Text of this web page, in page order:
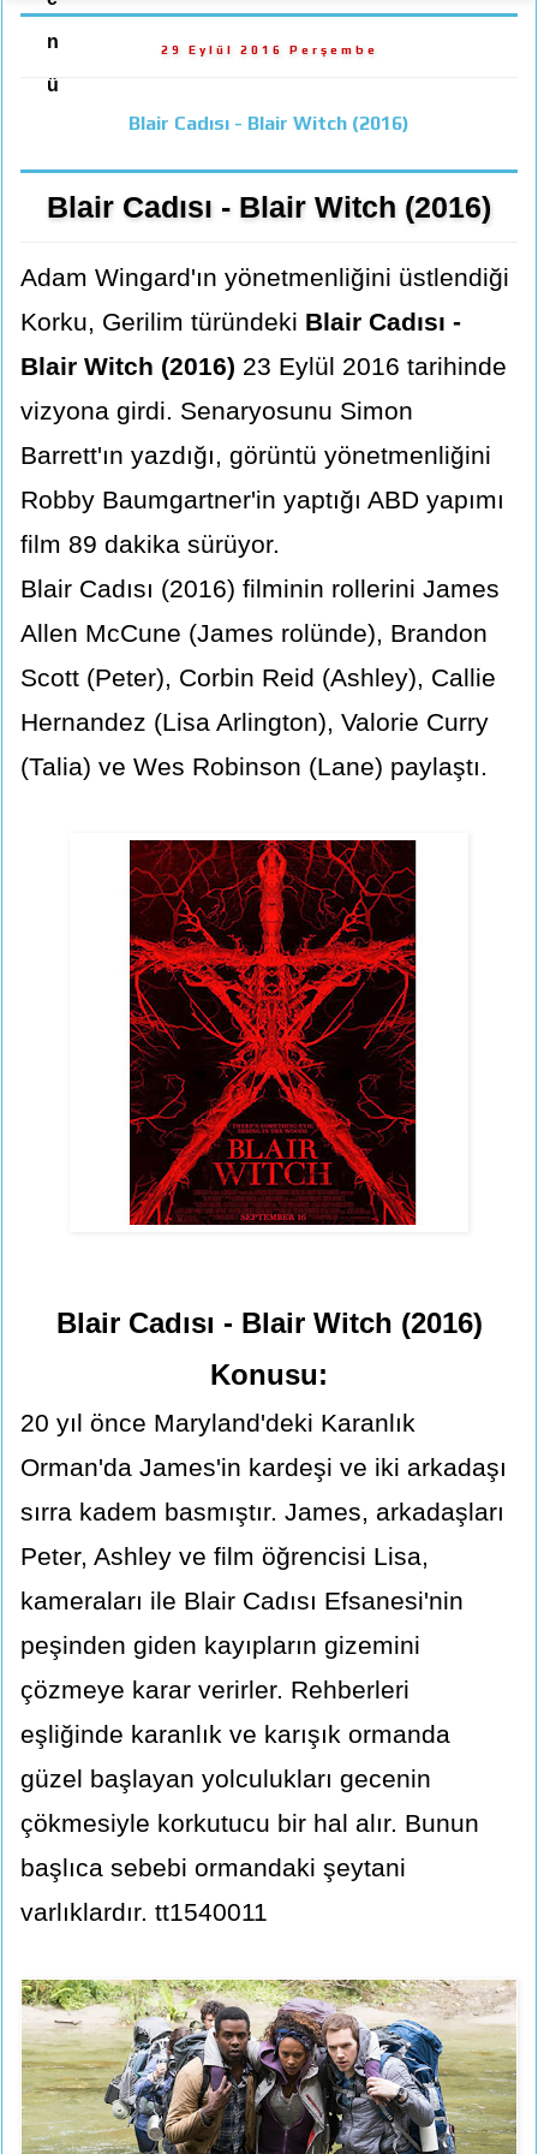
n
ü
29 Eylül 2016 Perşembe
Blair Cadısı - Blair Witch (2016)
Blair Cadısı - Blair Witch (2016)
Adam Wingard'ın yönetmenliğini üstlendiği
Korku, Gerilim türündeki Blair Cadısı -
Blair Witch (2016) 23 Eylül 2016 tarihinde
vizyona girdi. Senaryosunu Simon
Barrett'ın yazdığı, görüntü yönetmenliğini
Robby Baumgartner'in yaptığı ABD yapımı
film 89 dakika sürüyor.
Blair Cadısı (2016) filminin rollerini James
Allen McCune (James rolünde), Brandon
Scott (Peter), Corbin Reid (Ashley), Callie
Hernandez (Lisa Arlington), Valorie Curry
(Talia) ve Wes Robinson (Lane) paylaştı.
Blair Cadısı - Blair Witch (2016)
Konusu:
20 yıl önce Maryland'deki Karanlık
Orman'da James'in kardeşi ve iki arkadaşı
sırra kadem basmıştır. James, arkadaşları
Peter, Ashley ve film öğrencisi Lisa,
kameraları ile Blair Cadısı Efsanesi'nin
peşinden giden kayıpların gizemini
çözmeye karar verirler. Rehberleri
eşliğinde karanlık ve karışık ormanda
güzel başlayan yolculukları gecenin
çökmesiyle korkutucu bir hal alır. Bunun
başlıca sebebi ormandaki şeytani
varlıklardır. tt1540011